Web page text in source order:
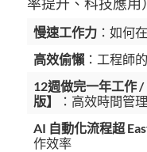
慢速工作力 ：如何
高效偷懶 ：工程師
12週做完一年工作
版】
：高效時間管
AI 自動化流程超
作效率